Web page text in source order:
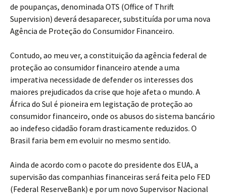
de poupanças, denominada OTS (Office of Thrift
Supervision) deverá desaparecer, substituída por uma nova
Agência de Proteção do Consumidor Financeiro.
Contudo, ao meu ver, a constituição da agência federal de
proteção ao consumidor financeiro atende a uma
imperativa necessidade de defender os interesses dos
maiores prejudicados da crise que hoje afeta o mundo. A
África do Sul é pioneira em legistação de proteção ao
consumidor financeiro, onde os abusos do sistema bancário
ao indefeso cidadão foram drasticamente reduzidos. O
Brasil faria bem em evoluir no mesmo sentido.
Ainda de acordo com o pacote do presidente dos EUA, a
supervisão das companhias financeiras será feita pelo FED
(Federal ReserveBank) e por um novo Supervisor Nacional